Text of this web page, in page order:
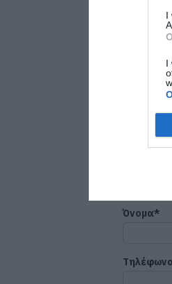
I
I
Προϊόν
Όνομα*